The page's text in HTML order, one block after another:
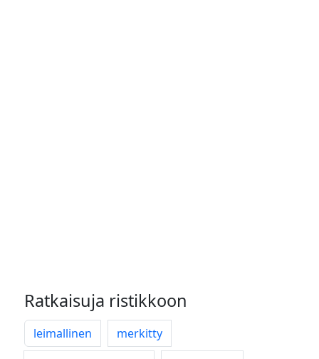
Ratkaisuja ristikkoon
leimallinen
merkitty